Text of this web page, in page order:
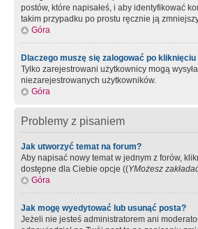
postów, które napisałeś, i aby identyfikować
takim przypadku po prostu ręcznie ją
Góra
Dlaczego muszę się zalogować po
Tylko zarejestrowani użytkownicy mogą
niezarejestrowanych użytkowników.
Góra
Problemy z pisaniem
Jak utworzyć temat na forum?
Aby napisać nowy temat w jednym z forów,
dostępne dla Ciebie opcje ((YMożesz
Góra
Jak mogę wyedytować lub usunąć posta?
Jeżeli nie jesteś administratorem ani